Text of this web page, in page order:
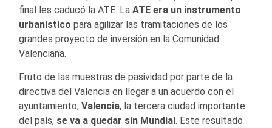
final les caducó la ATE. La ATE era un instrumento
urbanístico para agilizar las tramitaciones de los
grandes proyecto de inversión en la Comunidad
Valenciana.
Fruto de las muestras de pasividad por parte de la
directiva del Valencia en llegar a un acuerdo con el
ayuntamiento, Valencia, la tercera ciudad importante
del país, se va a quedar sin Mundial. Este resultado